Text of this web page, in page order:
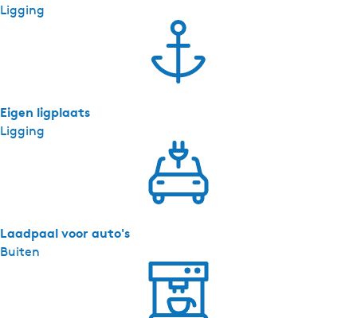
Ligging
Ligging
Eigen ligplaats
Buiten
Laadpaal voor auto's